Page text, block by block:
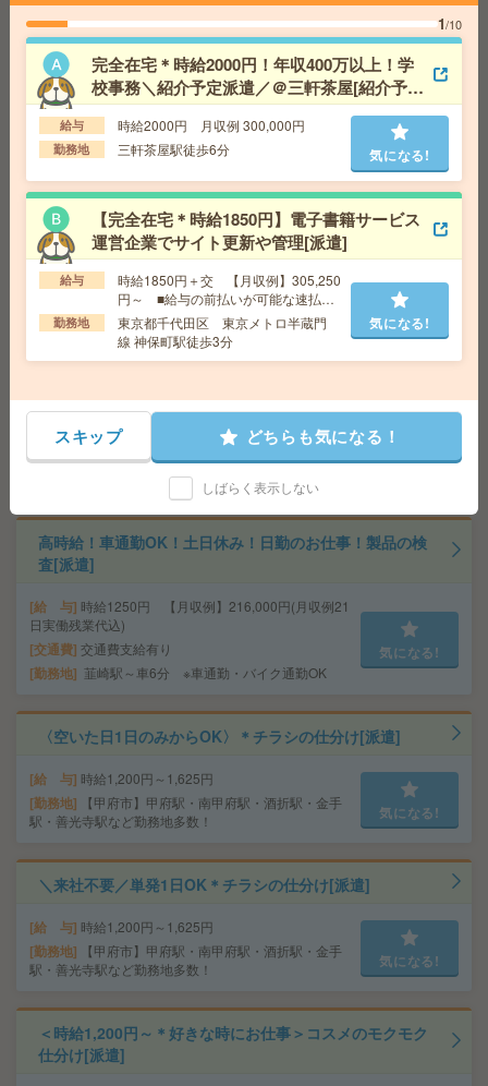
交通費 全額支給
勤務地 柏駅徒歩2分 ※駅直結で雨の日も安心！駅直
結！
気になる!
《時間相談OK！》時給1500円！長期！書類仕分けやデー
タ入力など[派遣]
給 与 時給1500円 月収例 180,000円
交通費 全額支給
勤務地
木更津駅徒歩10分、祇園駅車6分（車通勤O
K！※ご自身で民間駐車場を手配、駐車場代自己負担と
なります）
気になる!
〈基本18時まで〉データ入力など＊未経験の方でもOK
75円～ ■給与の前払いが可能な速払いサービスあり
交通費 交通費支給あり
勤務地 埼玉県川越市 東武東上線 川越駅車7分、西
武新宿線 本川越駅車6分
気になる!
高時給！車通勤OK！土日休み！日勤のお仕事！製品の検
査[派遣]
給 与 時給1250円 【月収例】216,000円(月収例21
日実働残業代込)
交通費 交通費支給有り
勤務地 韮崎駅～車6分 ※車通勤・バイク通勤OK
気になる!
〈空いた日1日のみからOK〉＊チラシの仕分け[派遣]
給 与 時給1,200円～1,625円
勤務地
【甲府市】甲府駅・南甲府駅・酒折駅・金手
駅・善光寺駅など勤務地多数！
気になる!
＼来社不要／単発1日OK＊チラシの仕分け[派遣]
給 与 時給1,200円～1,625円
勤務地
【甲府市】甲府駅・南甲府駅・酒折駅・金手
駅・善光寺駅など勤務地多数！
気になる!
＜時給1,200円～＊好きな時にお仕事＞コスメのモクモク
仕分け[派遣]
1/10
完全在宅＊時給2000円！年収400万以上！学
校事務＼紹介予定派遣／＠三軒茶屋[紹介予定
派遣]
給与 時給2000円 月収例 300,000円
勤務地 三軒茶屋駅徒歩6分 気になる!
【完全在宅＊時給1850円】電子書籍サービス
運営企業でサイト更新や管理[派遣]
給与
時給1850円＋交 【月収例】305,250
円～ ■給与の前払いが可能な速払い
サービスあり
勤務地
東京都千代田区 東京メトロ半蔵門
線 神保町駅徒歩3分
気になる!
スキップ どちらも気になる！
しばらく表示しない